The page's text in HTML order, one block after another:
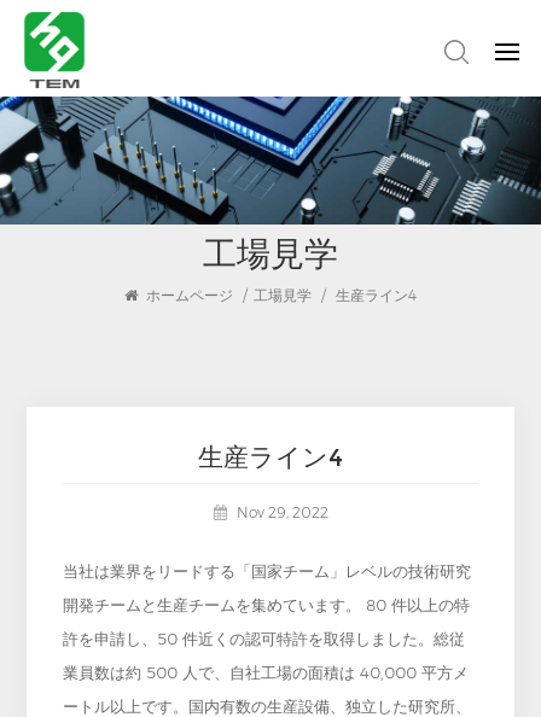
工場見学
ホームページ / 工場見学 / 生産ライン4
生産ライン4
Nov 29, 2022
当社は業界をリードする「国家チーム」レベルの技術研究
開発チームと生産チームを集めています。 80 件以上の特
許を申請し、50 件近くの認可特許を取得しました。総従
業員数は約 500 人で、自社工場の面積は 40,000 平方メ
ートル以上です。国内有数の生産設備、独立した研究所、